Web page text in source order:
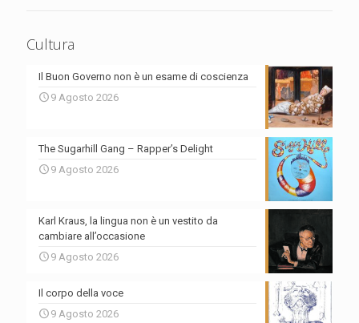
Cultura
Il Buon Governo non è un esame di coscienza
9 Agosto 2026
The Sugarhill Gang – Rapper’s Delight
9 Agosto 2026
Karl Kraus, la lingua non è un vestito da
cambiare all’occasione
9 Agosto 2026
Il corpo della voce
9 Agosto 2026